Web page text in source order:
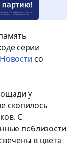
серии
Новости со
у
скопилось
С
поблизости
в цвета